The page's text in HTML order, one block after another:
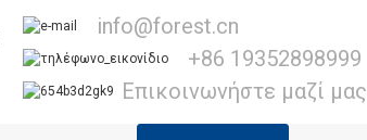
info@forest.cn
+86 19352898999
Επικοινωνήστε μαζί μας